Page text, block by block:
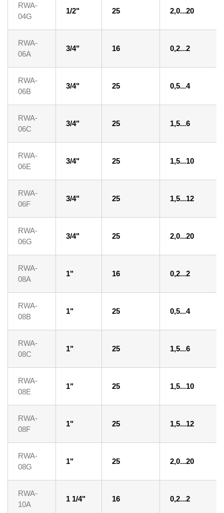
RWA-
04G
1/2" 25 2,0...20
RWA-
06A
3/4" 16 0,2...2
RWA-
06B
3/4" 25 0,5...4
RWA-
06C
3/4" 25 1,5...6
RWA-
06E
3/4" 25 1,5...10
RWA-
06F
3/4" 25 1,5...12
RWA-
06G
3/4" 25 2,0...20
RWA-
08A
1" 16 0,2...2
RWA-
08B
1" 25 0,5...4
RWA-
08C
1" 25 1,5...6
RWA-
08E
1" 25 1,5...10
RWA-
08F
1" 25 1,5...12
RWA-
08G
1" 25 2,0...20
RWA-
10A
1 1/4" 16 0,2...2